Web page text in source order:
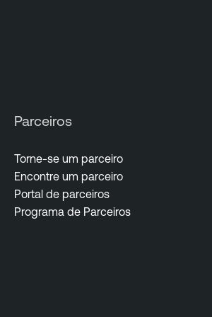
Parceiros
Torne-se um parceiro
Encontre um parceiro
Portal de parceiros
Programa de Parceiros